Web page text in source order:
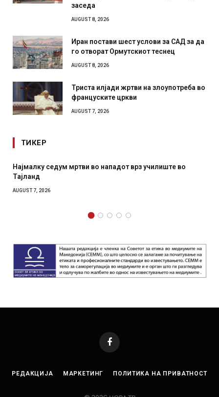
заседа
AUGUST 8, 2026
Иран постави шест услови за САД за да
го отворат Ормутскиот теснец
AUGUST 8, 2026
Триста илјади жртви на злоупотреба во
француските цркви
AUGUST 7, 2026
ТИКЕР
СОЗИС: Украинците повеќе им веруваат на
AUGUST 7, 2026
Facebook
РЕДАКЦИЈА МАРКЕТИНГ ПОЛИТИКА НА ПРИВАТНОСТ